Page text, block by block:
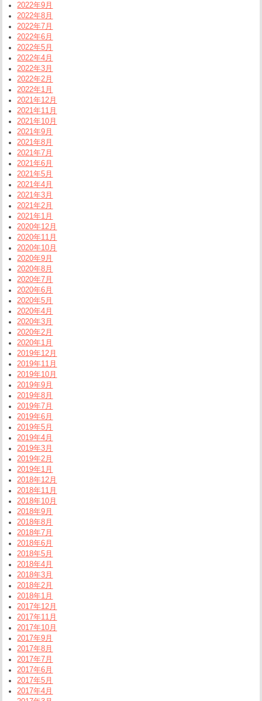
2022年9月
2022年8月
2022年7月
2022年6月
2022年5月
2022年4月
2022年3月
2022年2月
2022年1月
2021年12月
2021年11月
2021年10月
2021年9月
2021年8月
2021年7月
2021年6月
2021年5月
2021年4月
2021年3月
2021年2月
2021年1月
2020年12月
2020年11月
2020年10月
2020年9月
2020年8月
2020年7月
2020年6月
2020年5月
2020年4月
2020年3月
2020年2月
2020年1月
2019年12月
2019年11月
2019年10月
2019年9月
2019年8月
2019年7月
2019年6月
2019年5月
2019年4月
2019年3月
2019年2月
2019年1月
2018年12月
2018年11月
2018年10月
2018年9月
2018年8月
2018年7月
2018年6月
2018年5月
2018年4月
2018年3月
2018年2月
2018年1月
2017年12月
2017年11月
2017年10月
2017年9月
2017年8月
2017年7月
2017年6月
2017年5月
2017年4月